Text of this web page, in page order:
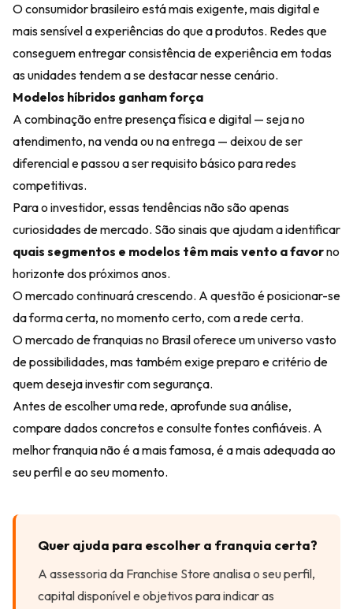
O consumidor brasileiro está mais exigente, mais digital e
mais sensível a experiências do que a produtos. Redes que
conseguem entregar consistência de experiência em todas
as unidades tendem a se destacar nesse cenário.
Modelos híbridos ganham força
A combinação entre presença física e digital — seja no
atendimento, na venda ou na entrega — deixou de ser
diferencial e passou a ser requisito básico para redes
competitivas.
Para o investidor, essas tendências não são apenas
curiosidades de mercado. São sinais que ajudam a identificar
quais segmentos e modelos têm mais vento a favorno
horizonte dos próximos anos.
O mercado continuará crescendo. A questão é posicionar-se
da forma certa, no momento certo, com a rede certa.
O mercado de franquias no Brasil oferece um universo vasto
de possibilidades, mas também exige preparo e critério de
quem deseja investir com segurança.
Antes de escolher uma rede, aprofunde sua análise,
compare dados concretos e consulte fontes confiáveis. A
melhor franquia não é a mais famosa, é a mais adequada ao
seu perfil e ao seu momento.
Quer ajuda para escolher a franquia certa?
A assessoria da Franchise Store analisa o seu perfil,
capital disponível e objetivos para indicar as